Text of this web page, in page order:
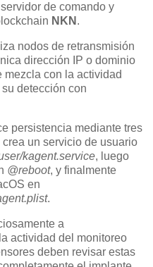
de comando y
NKN .
nodos de retransmisión
dirección IP o dominio
mezcla con la actividad
detección con
persistencia mediante tres
un servicio de usuario
kagent.service, luego
@reboot, y finalmente
en
.
a
actividad del monitoreo
deben revisar estas